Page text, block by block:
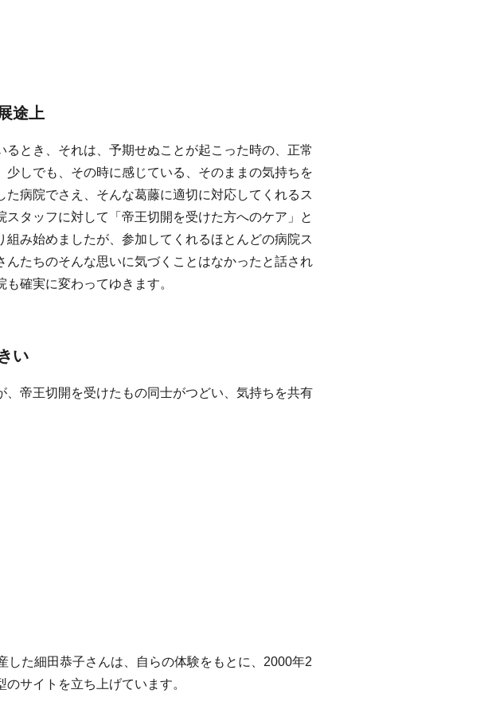
途上
とき、それは、予期せぬことが起こった時の、正常
しでも、その時に感じている、そのままの気持ちを
病院でさえ、そんな葛藤に適切に対応してくれるス
タッフに対して「帝王切開を受けた方へのケア」と
み始めましたが、参加してくれるほとんどの病院ス
たちのそんな思いに気づくことはなかったと話され
確実に変わってゆきます。
い
帝王切開を受けたもの同士がつどい、気持ちを共有
た細田恭子さんは、自らの体験をもとに、2000年2
サイトを立ち上げています。